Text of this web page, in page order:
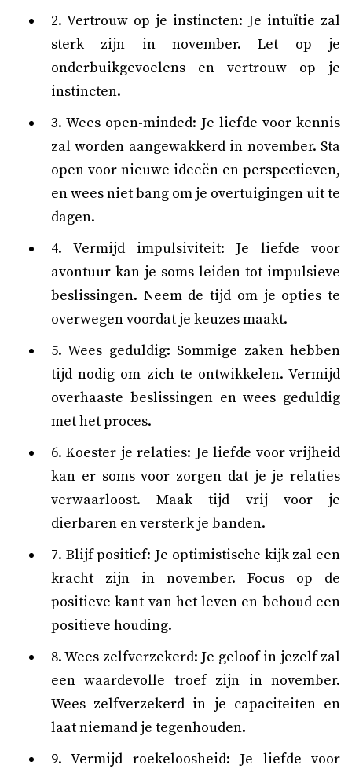
2. Vertrouw op je instincten: Je intuïtie zal
sterk zijn in november. Let op je
onderbuikgevoelens en vertrouw op je
instincten.
3. Wees open-minded: Je liefde voor kennis
zal worden aangewakkerd in november. Sta
open voor nieuwe ideeën en perspectieven,
en wees niet bang om je overtuigingen uit te
dagen.
4. Vermijd impulsiviteit: Je liefde voor
avontuur kan je soms leiden tot impulsieve
beslissingen. Neem de tijd om je opties te
overwegen voordat je keuzes maakt.
5. Wees geduldig: Sommige zaken hebben
tijd nodig om zich te ontwikkelen. Vermijd
overhaaste beslissingen en wees geduldig
met het proces.
6. Koester je relaties: Je liefde voor vrijheid
kan er soms voor zorgen dat je je relaties
verwaarloost. Maak tijd vrij voor je
dierbaren en versterk je banden.
7. Blijf positief: Je optimistische kijk zal een
kracht zijn in november. Focus op de
positieve kant van het leven en behoud een
positieve houding.
8. Wees zelfverzekerd: Je geloof in jezelf zal
een waardevolle troef zijn in november.
Wees zelfverzekerd in je capaciteiten en
laat niemand je tegenhouden.
9. Vermijd roekeloosheid: Je liefde voor